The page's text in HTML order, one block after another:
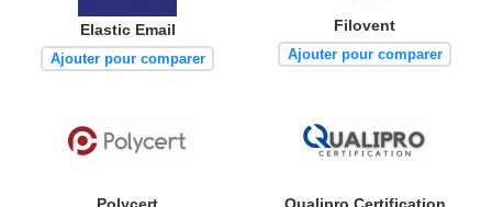
Elastic Email
Ajouter pour comparer
Filovent
Ajouter pour comparer